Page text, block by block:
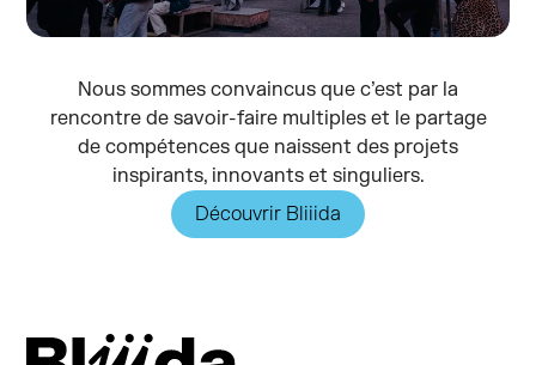
Nous sommes convaincus que c’est par la
rencontre de savoir-faire multiples et le partage
de compétences que naissent des projets
inspirants, innovants et singuliers.
Découvrir Bliiida